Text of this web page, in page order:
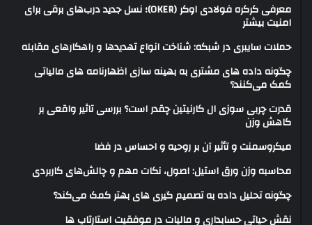
معرفی کرکره فولادی اوکر (OKER)؛ نسل جدید درب‌های برقی برای
امنیت بیشتر
حملات سایبری در شبکه: شناخت انواع تهدیدها و راهکارهای مقابله
چگونه داده های مشتری به بهینه سازی اظهارنامه های مالیاتی
کمک می‌کنند؟
قدرت چربی سوزی ال کارنیتین چقدر است؟ بررسی تاثیر واقعی بر
کاهش وزن
میکروسمنت و تأثیر آن بر روحیه و احساس در فضا
محاسبه وزن ورق استیل: اصول، نکات مهم و چالش‌های کاربردی
چگونه تحلیل داده به تصمیم گیری های بهتر کمک می‌کند؟
نقش حیاتی حسابداری و مالیات در موفقیت استارتاپ ها